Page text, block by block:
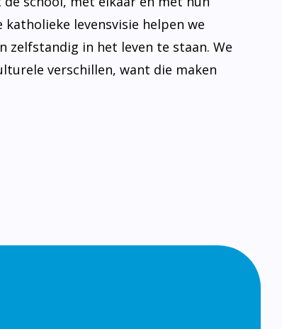
katholieke levensvisie helpen we
zelfstandig in het leven te staan. We
verschillen, want die maken